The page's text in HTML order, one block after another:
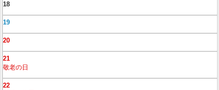
18
19
20
21
敬老の日
22